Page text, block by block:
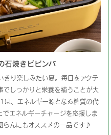
石焼きビビンバ
り楽しみたい夏。毎日をアクテ
でしっかりと栄養を補うことが大
は、エネルギー源となる糖質の代
エネルギーチャージを応援しま
らんにもオススメの一品です♪